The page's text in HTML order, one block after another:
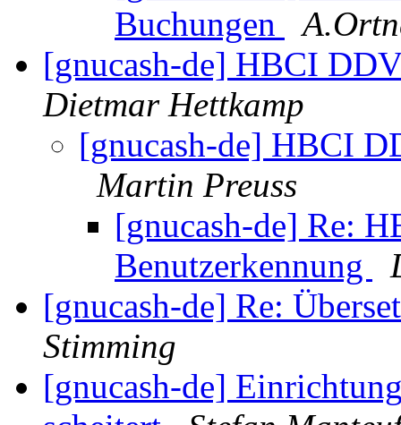
Buchungen
[gnucash-de] HBCI
Dietmar Hettkamp
[gnucash-de] HBCI
Martin Preuss
[gnucash-de] Re:
Benutzerkennung
[gnucash-de] Re:
Stimming
[gnucash-de]